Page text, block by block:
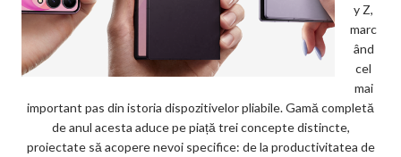
y Z,
marc
ând
cel
mai
important pas din istoria dispozitivelor pliabile. Gamă completă
de anul acesta aduce pe piață trei concepte distincte,
proiectate să acopere nevoi specifice: de la productivitatea de